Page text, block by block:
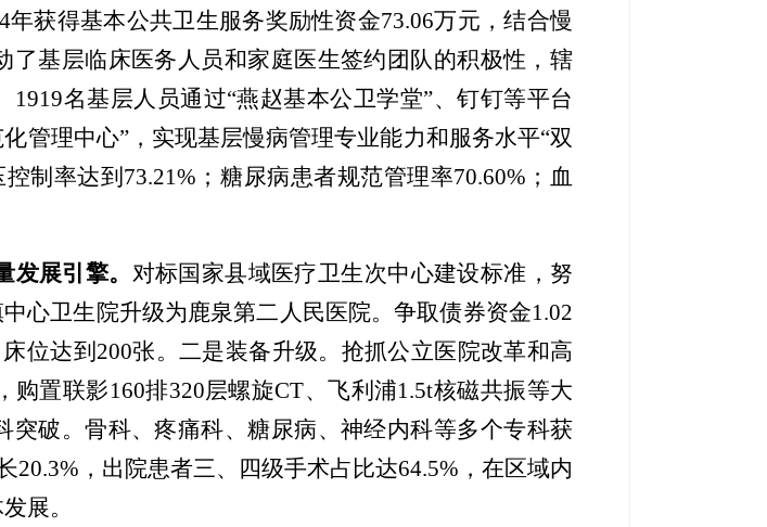
年获得基本公共卫生服务奖励性资金73.06万元，结合慢
基层临床医务人员和家庭医生签约团队的积极性，辖
1919名基层人员通过“燕赵基本公卫学堂”、钉钉等平台
管理中心”，实现基层慢病管理专业能力和服务水平“双
制率达到73.21%；糖尿病患者规范管理率70.60%；血
发展引擎。 对标国家县域医疗卫生次中心建设标准， 努
心卫生院升级为鹿泉第二人民医院。争取债券资金1.02
位达到200张。二是装备升级。抢抓公立医院改革和高
购置联影160排320层螺旋CT、飞利浦1.5t核磁共振等大
突破。骨科、疼痛科、糖尿病、神经内科等多个专科获
20.3% ， 出院患者三、四级手术占比达64.5%， 在区域内
发展。